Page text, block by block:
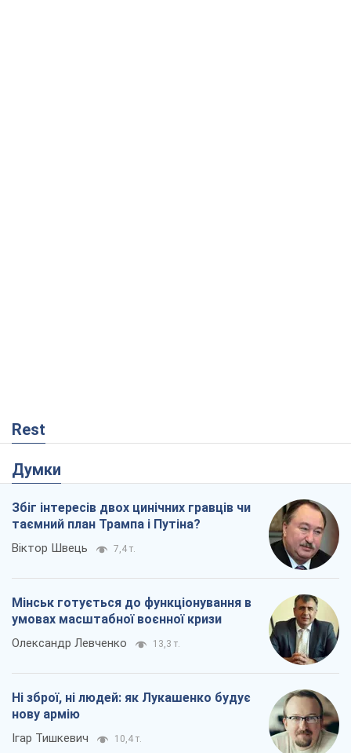
Rest
Думки
Збіг інтересів двох цинічних гравців чи
таємний план Трампа і Путіна?
Віктор Швець 7,4 т.
Мінськ готується до функціонування в
умовах масштабної воєнної кризи
Олександр Левченко 13,3 т.
Ні зброї, ні людей: як Лукашенко будує
нову армію
Ігар Тишкевич 10,4 т.